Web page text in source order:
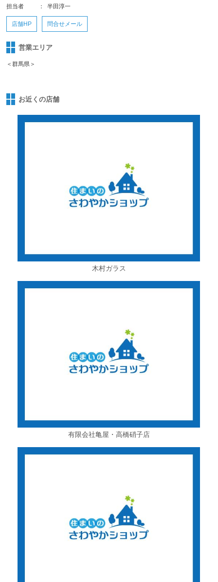
担当者
： 半田淳一
店舗HP 問合せメール
営業エリア
＜群馬県＞
お近くの店舗
木村ガラス
有限会社亀屋・高橋硝子店